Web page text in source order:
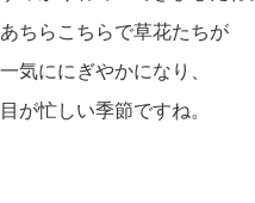
あちらこちらで草花たちが
一気ににぎやかになり、
目が忙しい季節ですね。